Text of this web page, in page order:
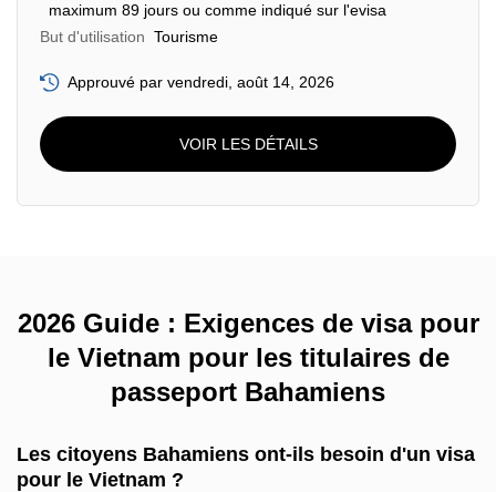
maximum 89 jours ou comme indiqué sur l'evisa
But d'utilisation Tourisme
Approuvé par vendredi, août 14, 2026
VOIR LES DÉTAILS
2026 Guide : Exigences de visa pour
le Vietnam pour les titulaires de
passeport Bahamiens
Les citoyens Bahamiens ont-ils besoin d'un visa
pour le Vietnam ?